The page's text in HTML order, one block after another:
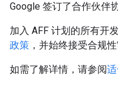
Google 签订了合作伙伴协
加入 AFF 计划的所有开
政策 ，并始终接受合规性
如需了解详情，请参阅